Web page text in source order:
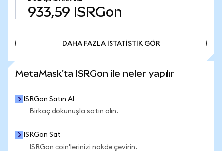
933,59 ISRGon
DAHA FAZLA İSTATİSTİK GÖR
MetaMask'ta ISRGon ile neler yapılır
ISRGon Satın Al
Birkaç dokunuşla satın alın.
ISRGon Sat
ISRGon coin'lerinizi nakde çevirin.